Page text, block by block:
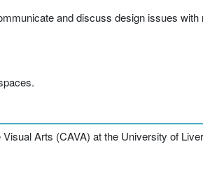
and discuss design issues with
Arts (CAVA) at the University of